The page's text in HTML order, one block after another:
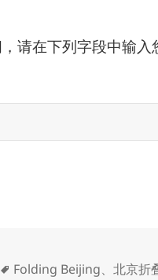
请在下列字段中输入
标
Folding Beijing、北京折